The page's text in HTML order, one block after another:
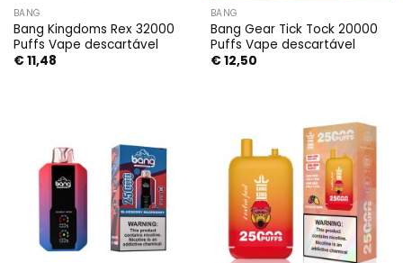
BANG
Bang Kingdoms Rex 32000
Puffs Vape descartável
€11,48
BANG
Bang Gear Tick Tock 20000
Puffs Vape descartável
€12,50